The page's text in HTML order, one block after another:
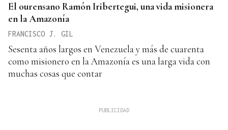
El ourensano Ramón Iribertegui, una vida misionera
en la Amazonía
FRANCISCO J. GIL
Sesenta años largos en Venezuela y más de cuarenta
como misionero en la Amazonía es una larga vida con
muchas cosas que contar